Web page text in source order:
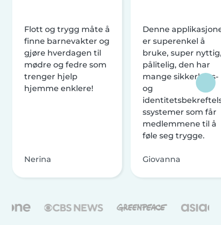
Flott og trygg måte å
finne barnevakter og
gjøre hverdagen til
mødre og fedre som
trenger hjelp
hjemme enklere!
Nerina
Denne
er superenkel å
bruke, super
pålitelig, den har
mange sikkerhets-
og
ssystemer som får
medlemmene til å
føle seg trygge.
Giovanna